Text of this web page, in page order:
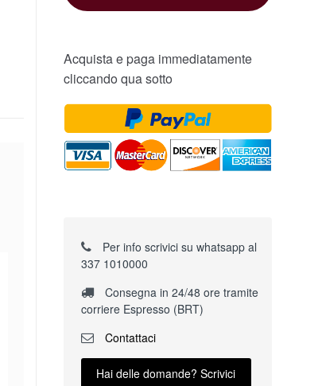
Acquista e paga immediatamente
cliccando qua sotto
Per info scrivici su whatsapp al
337 1010000
Consegna in 24/48 ore tramite
corriere Espresso (BRT)
Contattaci
Hai delle domande? Scrivici